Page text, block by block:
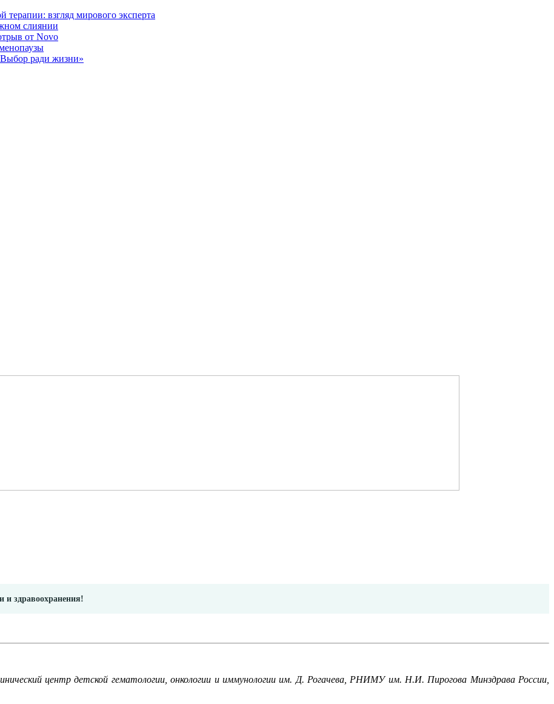
взгляд мирового эксперта
слиянии
от Novo
ради жизни»
и здравоохранения!
центр детской гематологии, онкологии и иммунологии им. Д. Рогачева, РНИМУ им. Н.И. Пирогова Минздрава России,